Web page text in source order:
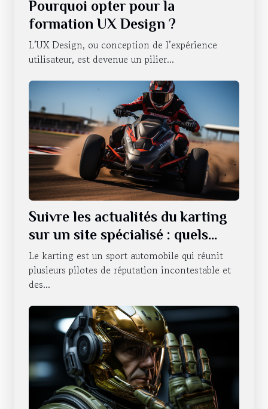
Pourquoi opter pour la
formation UX Design ?
L’UX Design, ou conception de l’expérience
utilisateur, est devenue un pilier...
Suivre les actualités du karting
sur un site spécialisé : quels
sont les avantages qui en
découlent ?
Le karting est un sport automobile qui réunit
plusieurs pilotes de réputation incontestable et
des...